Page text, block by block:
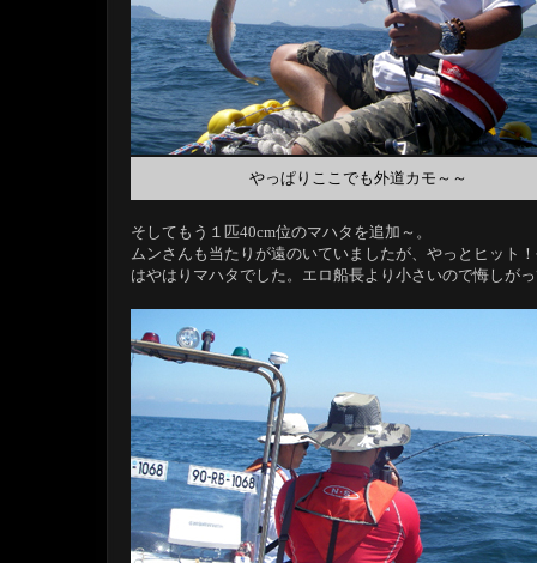
やっぱりここでも外道カモ～～
そしてもう１匹40cm位のマハタを追加～。
ムンさんも当たりが遠のいていましたが、やっとヒット
はやはりマハタでした。エロ船長より小さいので悔しが